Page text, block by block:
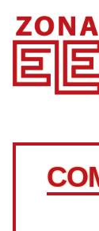
Saltar
contenido